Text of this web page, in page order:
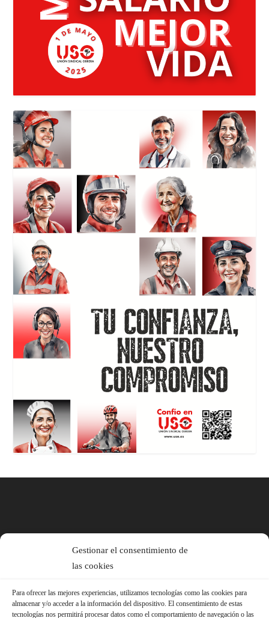
Gestionar el consentimiento de
las cookies
Para ofrecer las mejores experiencias, utilizamos tecnologías como las cookies para
almacenar y/o acceder a la información del dispositivo. El consentimiento de estas
tecnologías nos permitirá procesar datos como el comportamiento de navegación o las